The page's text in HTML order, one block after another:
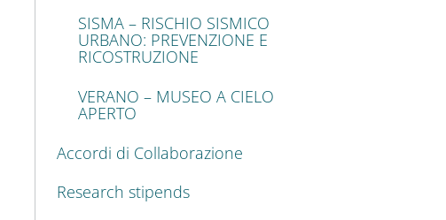
SISMA – RISCHIO SISMICO
URBANO: PREVENZIONE E
RICOSTRUZIONE
VERANO – MUSEO A CIELO
APERTO
Accordi di Collaborazione
Research stipends